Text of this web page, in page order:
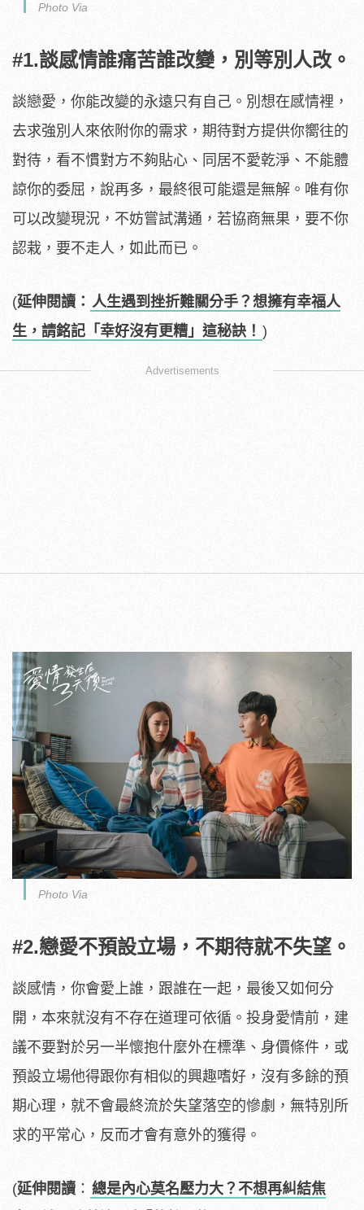
Photo Via
#1.談感情誰痛苦誰改變，別等別人改。
談戀愛，你能改變的永遠只有自己。別想在感情裡，
去求強別人來依附你的需求，期待對方提供你嚮往的
對待，看不慣對方不夠貼心、同居不愛乾淨、不能體
諒你的委屈，說再多，最終很可能還是無解。唯有你
可以改變現況，不妨嘗試溝通，若協商無果，要不你
認栽，要不走人，如此而已。
(延伸閱讀： 人生遇到挫折難關分手？想擁有幸福人
生，請銘記「幸好沒有更糟」這秘訣！ )
Advertisements
Photo Via
#2.戀愛不預設立場，不期待就不失望。
談感情，你會愛上誰，跟誰在一起，最後又如何分
開，本來就沒有不存在道理可依循。投身愛情前，建
議不要對於另一半懷抱什麼外在標準、身價條件，或
預設立場他得跟你有相似的興趣嗜好，沒有多餘的預
期心理，就不會最終流於失望落空的慘劇，無特別所
求的平常心，反而才會有意外的獲得。
(延伸閱讀 ： 總是內心莫名壓力大？不想再糾結焦